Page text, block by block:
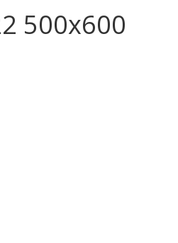
500х600